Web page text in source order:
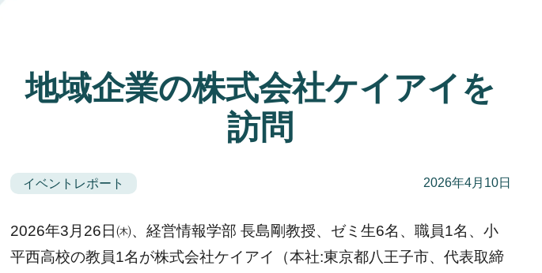
地域企業の株式会社ケイアイを
訪問
2026年4月10日
イベントレポート
2026年3月26日㈭、経営情報学部 長島剛教授、ゼミ生6名、職員1名、小
平西高校の教員1名が株式会社ケイアイ（本社:東京都八王子市、代表取締